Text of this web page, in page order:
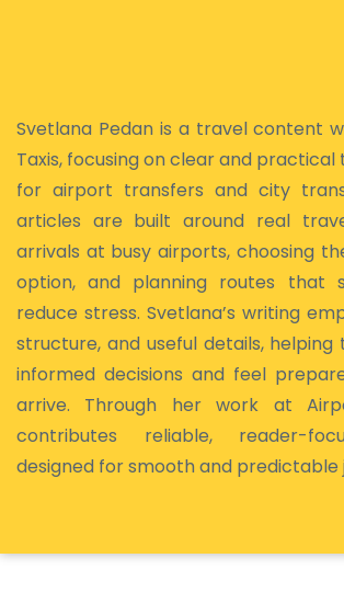
Svetlana Pedan is a travel content
Taxis, focusing on clear and practical
for airport transfers and city
articles are built around real
arrivals at busy airports, choosing
option, and planning routes that
reduce stress. Svetlana’s writing
structure, and useful details, helping
informed decisions and feel
arrive. Through her work at
contributes reliable, reader-
designed for smooth and predictable